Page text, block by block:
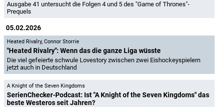
Ausgabe 41 untersucht die Folgen 4 und 5 des "Game of Thrones"-
Prequels
05.02.2026
Heated Rivalry, Connor Storrie
"Heated Rivalry": Wenn das die ganze Liga wüsste
Die viel gefeierte schwule Lovestory zwischen zwei Eishockeyspielern
jetzt auch in Deutschland
A Knight of the Seven Kingdoms
SerienChecker-Podcast: Ist "A Knight of the Seven Kingdoms" das
beste Westeros seit Jahren?